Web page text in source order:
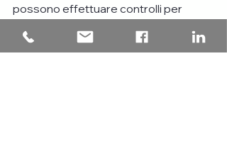
possono effettuare controlli per
caso di mancata conformità o